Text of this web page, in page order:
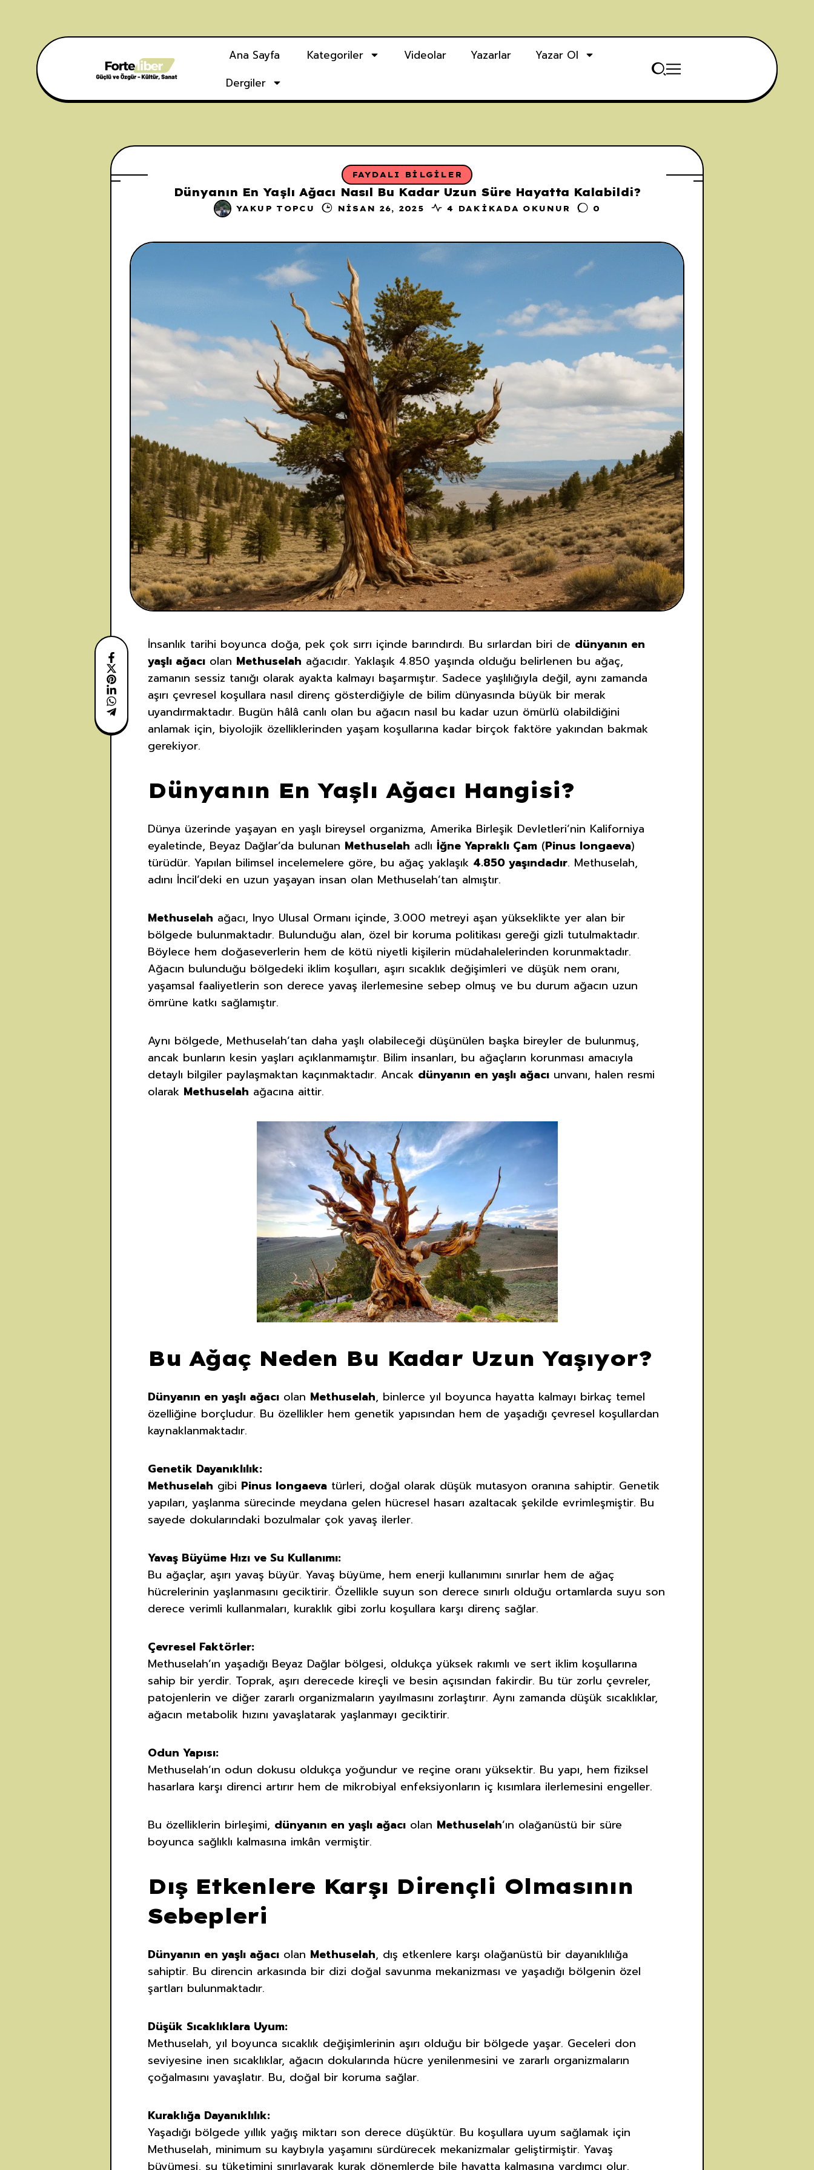
Ana Sayfa Kategoriler Videolar Yazarlar
Yazar Ol
Dergiler
FAYDALI BILGILER
Dünyanın En Yaşlı Ağacı Nasıl Bu Kadar Uzun Süre Hayatta Kalabildi?
YAKUP TOPCU NISAN 26, 2025 4 DAKIKADA OKUNUR 0
İnsanlık tarihi boyunca doğa, pek çok sırrı içinde barındırdı. Bu sırlardan biri de dünyanın en
yaşlı ağacı olan Methuselah ağacıdır. Yaklaşık 4.850 yaşında olduğu belirlenen bu ağaç,
zamanın sessiz tanığı olarak ayakta kalmayı başarmıştır. Sadece yaşlılığıyla değil, aynı zamanda
aşırı çevresel koşullara nasıl direnç gösterdiğiyle de bilim dünyasında büyük bir merak
uyandırmaktadır. Bugün hâlâ canlı olan bu ağacın nasıl bu kadar uzun ömürlü olabildiğini
anlamak için, biyolojik özelliklerinden yaşam koşullarına kadar birçok faktöre yakından bakmak
gerekiyor.
Dünyanın En Yaşlı Ağacı Hangisi?
Dünya üzerinde yaşayan en yaşlı bireysel organizma, Amerika Birleşik Devletleri’nin Kaliforniya
eyaletinde, Beyaz Dağlar’da bulunan Methuselah adlıİğne Yapraklı Çam (Pinus longaeva)
türüdür. Yapılan bilimsel incelemelere göre, bu ağaç yaklaşık 4.850 yaşındadır. Methuselah,
adını İncil’deki en uzun yaşayan insan olan Methuselah’tan almıştır.
Methuselah ağacı, Inyo Ulusal Ormanı içinde, 3.000 metreyi aşan yükseklikte yer alan bir
bölgede bulunmaktadır. Bulunduğu alan, özel bir koruma politikası gereği gizli tutulmaktadır.
Böylece hem doğaseverlerin hem de kötü niyetli kişilerin müdahalelerinden korunmaktadır.
Ağacın bulunduğu bölgedeki iklim koşulları, aşırı sıcaklık değişimleri ve düşük nem oranı,
yaşamsal faaliyetlerin son derece yavaş ilerlemesine sebep olmuş ve bu durum ağacın uzun
ömrüne katkı sağlamıştır.
Aynı bölgede, Methuselah’tan daha yaşlı olabileceği düşünülen başka bireyler de bulunmuş,
ancak bunların kesin yaşları açıklanmamıştır. Bilim insanları, bu ağaçların korunması amacıyla
detaylı bilgiler paylaşmaktan kaçınmaktadır. Ancak dünyanın en yaşlı ağacı unvanı, halen resmi
olarak Methuselah ağacına aittir.
Bu Ağaç Neden Bu Kadar Uzun Yaşıyor?
Dünyanın en yaşlı ağacı olan Methuselah, binlerce yıl boyunca hayatta kalmayı birkaç temel
özelliğine borçludur. Bu özellikler hem genetik yapısından hem de yaşadığı çevresel koşullardan
kaynaklanmaktadır.
Genetik Dayanıklılık:
Methuselah gibi Pinus longaeva türleri, doğal olarak düşük mutasyon oranına sahiptir. Genetik
yapıları, yaşlanma sürecinde meydana gelen hücresel hasarı azaltacak şekilde evrimleşmiştir. Bu
sayede dokularındaki bozulmalar çok yavaş ilerler.
Yavaş Büyüme Hızı ve Su Kullanımı:
Bu ağaçlar, aşırı yavaş büyür. Yavaş büyüme, hem enerji kullanımını sınırlar hem de ağaç
hücrelerinin yaşlanmasını geciktirir. Özellikle suyun son derece sınırlı olduğu ortamlarda suyu son
derece verimli kullanmaları, kuraklık gibi zorlu koşullara karşı direnç sağlar.
Çevresel Faktörler:
Methuselah’ın yaşadığı Beyaz Dağlar bölgesi, oldukça yüksek rakımlı ve sert iklim koşullarına
sahip bir yerdir. Toprak, aşırı derecede kireçli ve besin açısından fakirdir. Bu tür zorlu çevreler,
patojenlerin ve diğer zararlı organizmaların yayılmasını zorlaştırır. Aynı zamanda düşük sıcaklıklar,
ağacın metabolik hızını yavaşlatarak yaşlanmayı geciktirir.
Odun Yapısı:
Methuselah’ın odun dokusu oldukça yoğundur ve reçine oranı yüksektir. Bu yapı, hem fiziksel
hasarlara karşı direnci artırır hem de mikrobiyal enfeksiyonların iç kısımlara ilerlemesini engeller.
Bu özelliklerin birleşimi, dünyanın en yaşlı ağacı olan Methuselah’ın olağanüstü bir süre
boyunca sağlıklı kalmasına imkân vermiştir.
Dış Etkenlere Karşı Dirençli Olmasının
Sebepleri
Dünyanın en yaşlı ağacı olan Methuselah, dış etkenlere karşı olağanüstü bir dayanıklılığa
sahiptir. Bu direncin arkasında bir dizi doğal savunma mekanizması ve yaşadığı bölgenin özel
şartları bulunmaktadır.
Düşük Sıcaklıklara Uyum:
Methuselah, yıl boyunca sıcaklık değişimlerinin aşırı olduğu bir bölgede yaşar. Geceleri don
seviyesine inen sıcaklıklar, ağacın dokularında hücre yenilenmesini ve zararlı organizmaların
çoğalmasını yavaşlatır. Bu, doğal bir koruma sağlar.
Kuraklığa Dayanıklılık:
Yaşadığı bölgede yıllık yağış miktarı son derece düşüktür. Bu koşullara uyum sağlamak için
Methuselah, minimum su kaybıyla yaşamını sürdürecek mekanizmalar geliştirmiştir. Yavaş
büyümesi, su tüketimini sınırlayarak kurak dönemlerde bile hayatta kalmasına yardımcı olur.